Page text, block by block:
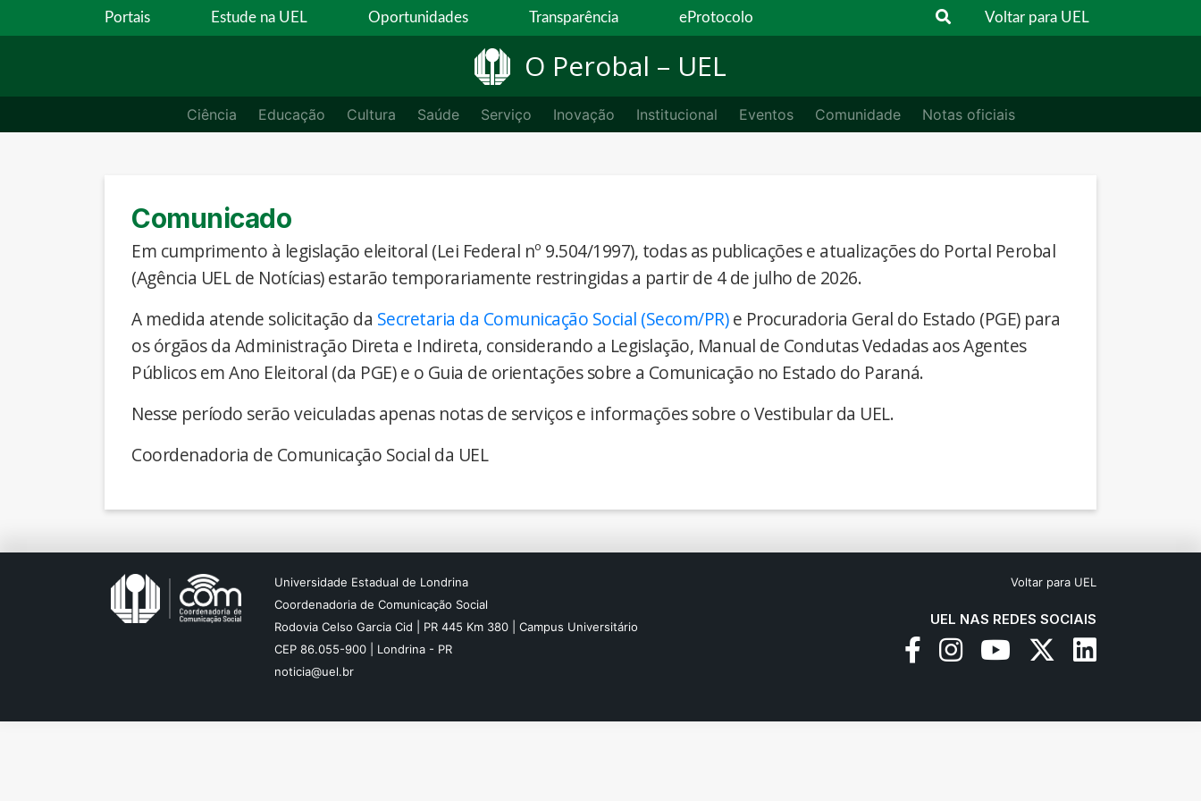
Portais Estude na UEL Oportunidades Transparência eProtocolo Voltar para UEL
O Perobal – UEL
Ciência Educação Cultura Saúde Serviço Inovação Institucional Eventos Comunidade Notas oficiais
Comunicado
Em cumprimento à legislação eleitoral (Lei Federal nº 9.504/1997), todas as publicações e atualizações do Portal Perobal
(Agência UEL de Notícias) estarão temporariamente restringidas a partir de 4 de julho de 2026.
A medida atende solicitação da Secretaria da Comunicação Social (Secom/PR)e Procuradoria Geral do Estado (PGE) para
os órgãos da Administração Direta e Indireta, considerando a Legislação, Manual de Condutas Vedadas aos Agentes
Públicos em Ano Eleitoral (da PGE) e o Guia de orientações sobre a Comunicação no Estado do Paraná.
Nesse período serão veiculadas apenas notas de serviços e informações sobre o Vestibular da UEL.
Coordenadoria de Comunicação Social da UEL
Universidade Estadual de Londrina
Coordenadoria de Comunicação Social
Rodovia Celso Garcia Cid | PR 445 Km 380 | Campus Universitário
CEP 86.055-900 | Londrina - PR
noticia@uel.br
Voltar para UEL
UEL NAS REDES SOCIAIS